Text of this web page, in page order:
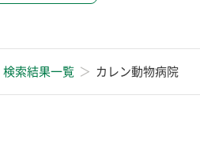
検索結果一覧 カレン動物病院